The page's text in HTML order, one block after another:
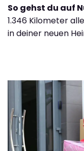
So gehst du auf
1.346 Kilometer
in deiner neuen